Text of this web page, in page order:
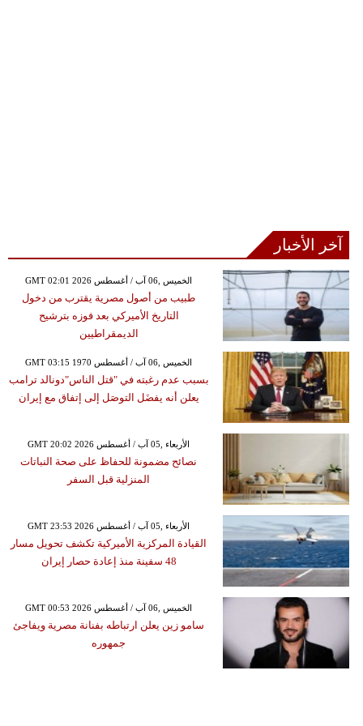
آخر الأخبار
GMT 02:01 2026 الخميس ,06 آب / أغسطس
طبيب من أصول مصرية يقترب من دخول
التاريخ الأميركي بعد فوزه بترشيح
الديمقراطيين
GMT 03:15 1970 الخميس ,06 آب / أغسطس
بسبب عدم رغبته في "قتل الناس"دونالد ترامب
يعلن أنه يفضَل التوصَل إلى إتفاق مع إيران
GMT 20:02 2026 الأربعاء ,05 آب / أغسطس
نصائح مضمونة للحفاظ على صحة النباتات
المنزلية قبل السفر
GMT 23:53 2026 الأربعاء ,05 آب / أغسطس
القيادة المركزية الأميركية تكشف تحويل مسار
48 سفينة منذ إعادة حصار إيران
GMT 00:53 2026 الخميس ,06 آب / أغسطس
سامو زين يعلن ارتباطه بفنانة مصرية ويفاجئ
جمهوره